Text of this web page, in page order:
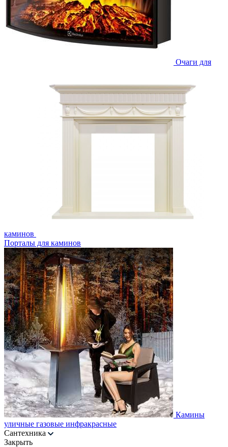
Очаги для
каминов
Порталы для каминов
Камины
уличные газовые инфракрасные
Сантехника
Закрыть